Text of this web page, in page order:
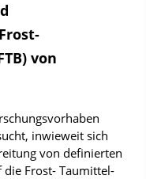
von
inwieweit sich
von definierten
die Frost- Taumittel-